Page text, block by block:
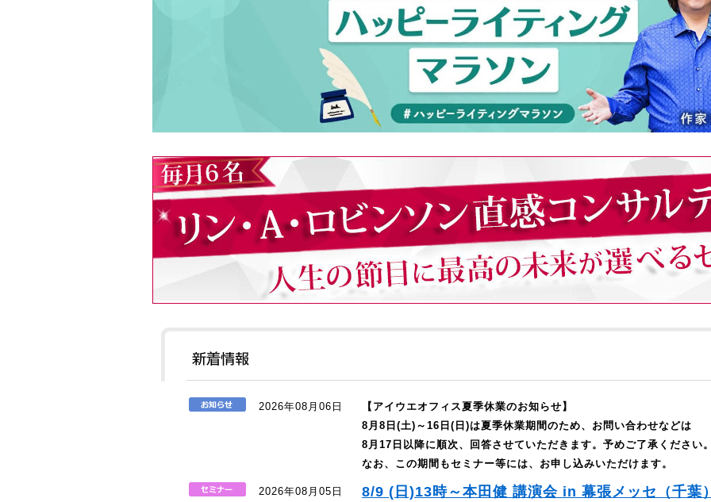
2026年08月06日
【アイウエオフィス夏季休業のお知らせ】
8月8日(土)～16日(日)は夏季休業期間のため、お問い合わせなどは
8月17日以降に順次、回答させていただきます。予めご了承ください
なお、この期間もセミナー等には、お申し込みいただけます。
2026年08月05日
8/9 (日)13時～本田健 講演会 in 幕張メッセ（千葉